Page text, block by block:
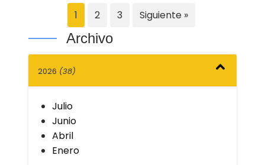
1 2 3 Siguiente »
Archivo
2026 (38)
Julio
Junio
Abril
Enero